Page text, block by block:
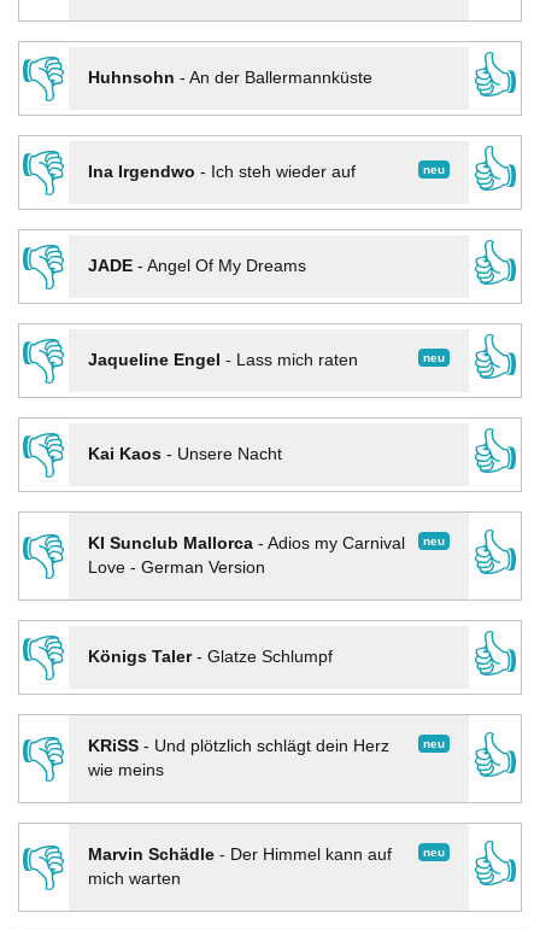
👎
Huhnsohn - An der Ballermannküste
👍
👎
neu
Ina Irgendwo - Ich steh wieder auf
👍
👎
JADE- Angel Of My Dreams
👍
👎
neu
Jaqueline Engel - Lass mich raten
👍
👎
Kai Kaos- Unsere Nacht
👍
👎
neu
KI Sunclub Mallorca- Adios my Carnival
Love - German Version
👍
👎
Königs Taler- Glatze Schlumpf
👍
👎
neu
KRiSS- Und plötzlich schlägt dein Herz
wie meins
👍
👎 neu
Marvin Schädle- Der Himmel kann auf
mich warten
👍